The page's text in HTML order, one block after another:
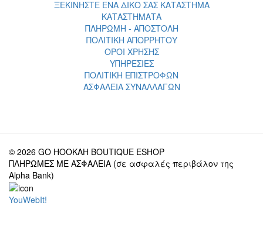
ΞΕΚΙΝΗΣΤΕ ΕΝΑ ΔΙΚΟ ΣΑΣ ΚΑΤΑΣΤΗΜΑ
ΚΑΤΑΣΤΗΜΑΤΑ
ΠΛΗΡΩΜΗ - ΑΠΟΣΤΟΛΗ
ΠΟΛΙΤΙΚΗ ΑΠΟΡΡΗΤΟΥ
ΟΡΟΙ ΧΡΗΣΗΣ
ΥΠΗΡΕΣΙΕΣ
ΠΟΛΙΤΙΚΗ ΕΠΙΣΤΡΟΦΩΝ
ΑΣΦΑΛΕΙΑ ΣΥΝΑΛΛΑΓΩΝ
© 2026 GO HOOKAH BOUTIQUE ESHOP
ΠΛΗΡΩΜΕΣ ΜΕ ΑΣΦΑΛΕΙΑ (σε ασφαλές περιβάλον της
Alpha Bank)
YouWebIt!